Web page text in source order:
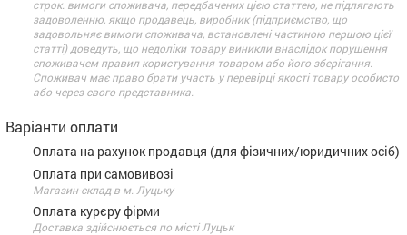
строк. вимоги споживача, передбачених цією статтею, не підлягають
задоволенню, якщо продавець, виробник (підприємство, що
задовольняє вимоги споживача, встановлені частиною першою цієї
статті) доведуть, що недоліки товару виникли внаслідок порушення
споживачем правил користування товаром або його зберігання.
Споживач має право брати участь у перевірці якості товару особисто
або через свого представника.
Варіанти оплати
Оплата на рахунок продавця (для фізичних/юридичних осіб)
Оплата при самовивозі
Магазин-склад в м. Луцьку
Оплата курєру фірми
Доставка здійснюється по місті Луцьк